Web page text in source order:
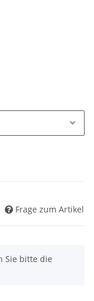
Frage zum Artikel
Sie bitte die